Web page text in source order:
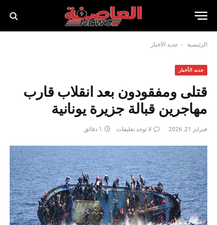
الرئيسية - جديد الأخبار
جديد الأخبار
قتلى ومفقودون بعد انقلاب قارب
مهاجرين قبالة جزيرة يونانية
فبراير 21, 2026 لا توجد تعليقات 1 دقائق